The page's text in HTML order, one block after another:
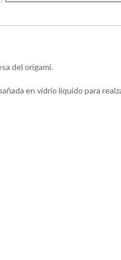
del origami.
en vidrio líquido para